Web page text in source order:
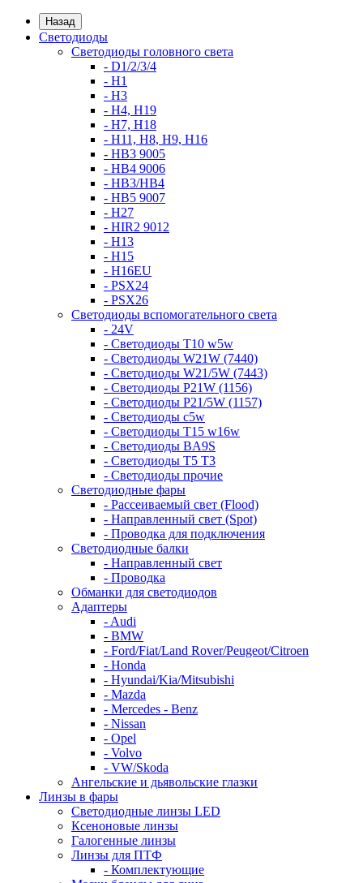
Назад
Светодиоды
Светодиоды головного света
- D1/2/3/4
- H1
- H3
- H4, H19
- H7, H18
- H11, H8, H9, H16
- HB3 9005
- HB4 9006
- HB3/HB4
- HB5 9007
- H27
- HIR2 9012
- H13
- H15
- H16EU
- PSX24
- PSX26
Светодиоды вспомогательного света
- 24V
- Светодиоды T10 w5w
- Светодиоды W21W (7440)
- Светодиоды W21/5W (7443)
- Светодиоды P21W (1156)
- Светодиоды P21/5W (1157)
- Светодиоды c5w
- Светодиоды T15 w16w
- Светодиоды BA9S
- Светодиоды T5 T3
- Светодиоды прочие
Светодиодные фары
- Рассеиваемый свет (Flood)
- Направленный свет (Spot)
- Проводка для подключения
Светодиодные балки
- Направленный свет
- Проводка
Обманки для светодиодов
Адаптеры
- Audi
- BMW
- Ford/Fiat/Land Rover/Peugeot/Citroen
- Honda
- Hyundai/Kia/Mitsubishi
- Mazda
- Mercedes - Benz
- Nissan
- Opel
- Volvo
- VW/Skoda
Ангельские и дьявольские глазки
Линзы в фары
Светодиодные линзы LED
Ксеноновые линзы
Галогенные линзы
Линзы для ПТФ
- Комплектующие